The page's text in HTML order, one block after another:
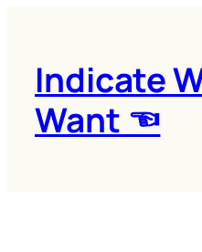
Indicate
Want ☜